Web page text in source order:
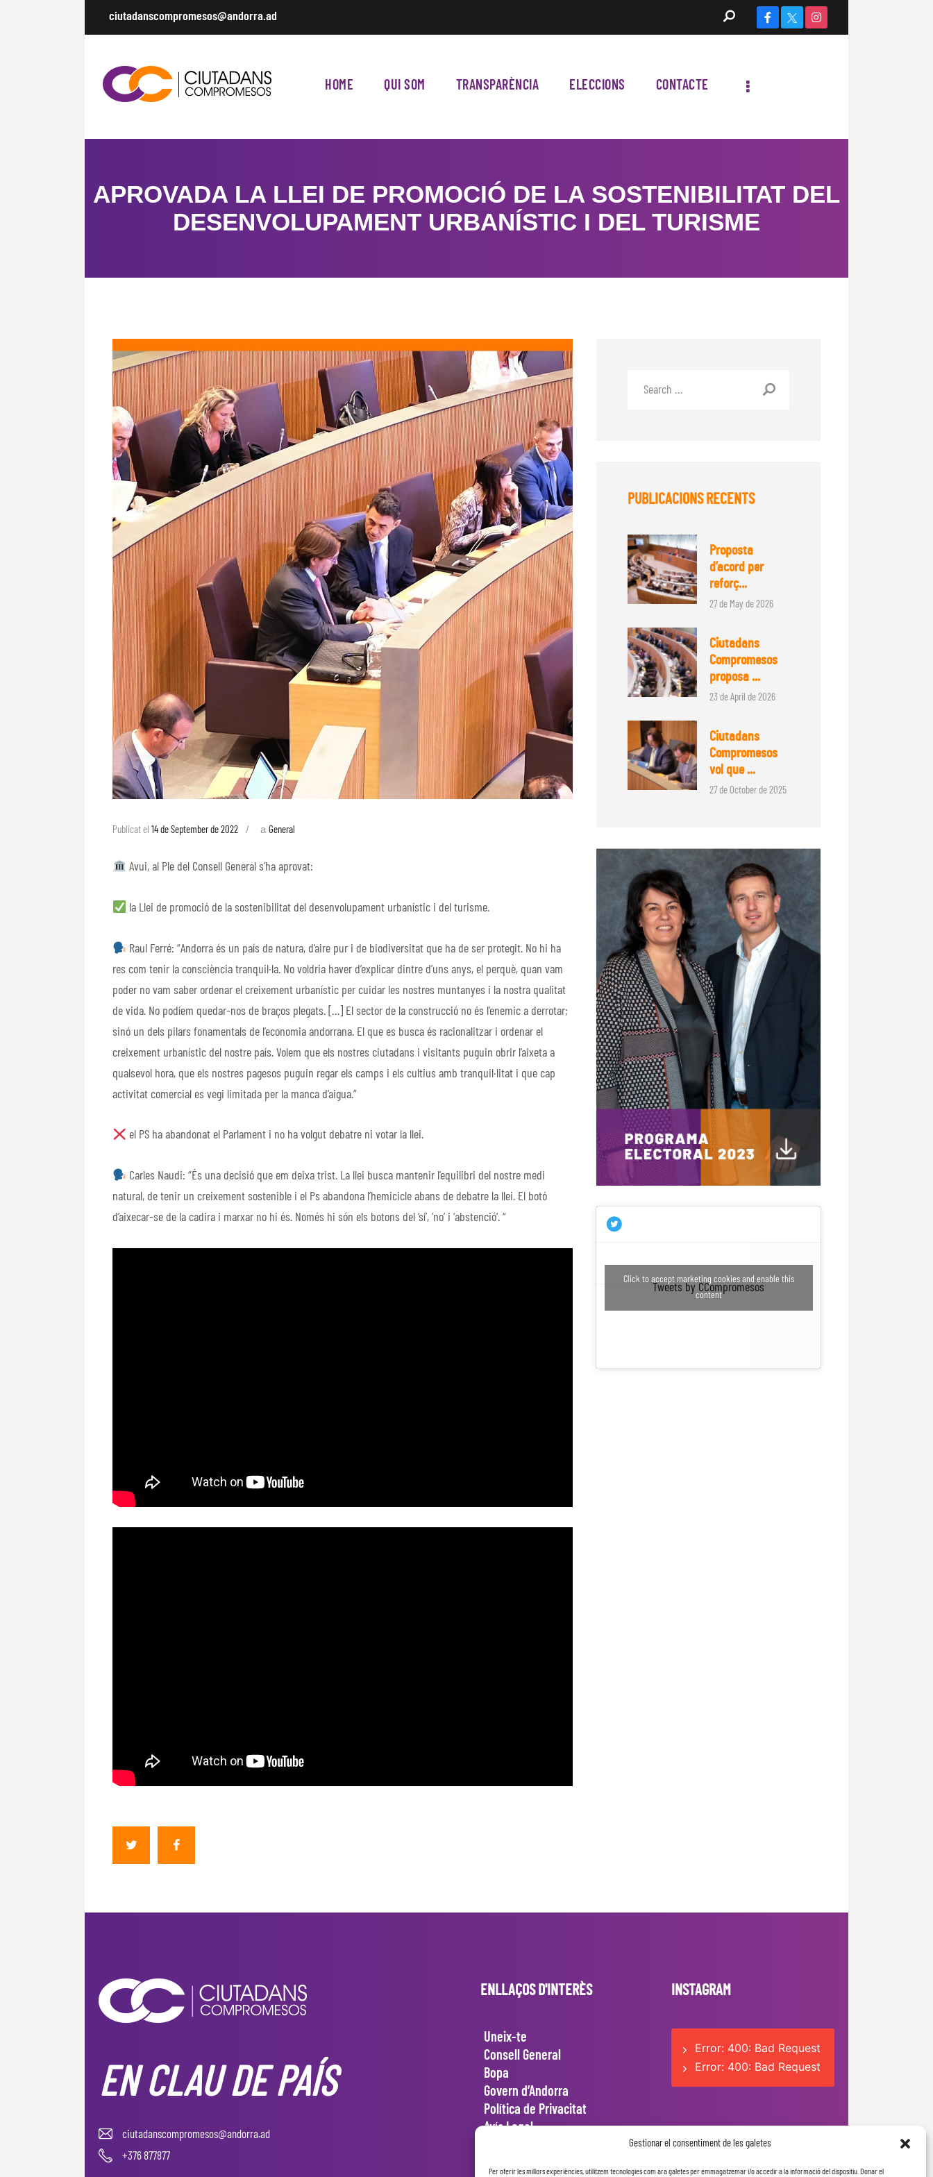
Gestionar el consentiment de les galetes
Per oferir les millors experiències, utilitzem tecnologies com ara galetes per emmagatzemar i/o accedir a la informació del dispositiu. Donar el
ciutadanscompromesos@andorra.ad
HOME QUI SOM TRANSPARÈNCIA ELECCIONS CONTACTE
APROVADA LA LLEI DE PROMOCIÓ DE LA SOSTENIBILITAT DEL
DESENVOLUPAMENT URBANÍSTIC I DEL TURISME
Publicat el 14 de September de 2022 a General
Avui, al Ple del Consell General s’ha aprovat:
la Llei de promoció de la sostenibilitat del desenvolupament urbanístic i del turisme.
Raul Ferré: “Andorra és un país de natura, d’aire pur i de biodiversitat que ha de ser protegit. No hi ha
res com tenir la consciència tranquil·la. No voldria haver d’explicar dintre d’uns anys, el perquè, quan vam
poder no vam saber ordenar el creixement urbanístic per cuidar les nostres muntanyes i la nostra qualitat
de vida. No podíem quedar-nos de braços plegats. […] El sector de la construcció no és l’enemic a derrotar;
sinó un dels pilars fonamentals de l’economia andorrana. El que es busca és racionalitzar i ordenar el
creixement urbanístic del nostre país. Volem que els nostres ciutadans i visitants puguin obrir l’aixeta a
qualsevol hora, que els nostres pagesos puguin regar els camps i els cultius amb tranquil·litat i que cap
activitat comercial es vegi limitada per la manca d’aigua.”
el PS ha abandonat el Parlament i no ha volgut debatre ni votar la llei.
Carles Naudi: “És una decisió que em deixa trist. La llei busca mantenir l’equilibri del nostre medi
natural, de tenir un creixement sostenible i el Ps abandona l’hemicicle abans de debatre la llei. El botó
d’aixecar-se de la cadira i marxar no hi és. Només hi són els botons del ‘sí’, ‘no’ i ‘abstenció’. “
PUBLICACIONS RECENTS
Proposta
d’acord per
reforç...
27 de May de 2026
Ciutadans
Compromesos
proposa ...
23 de April de 2026
Ciutadans
Compromesos
vol que ...
27 de October de 2025
Tweets by CCompromesos
Click to accept marketing cookies and enable this
content
EN CLAU DE PAÍS
ciutadanscompromesos@andorra.ad
+376 877877
ENLLAÇOS D'INTERÈS
Uneix-te
Consell General
Bopa
Govern d’Andorra
Política de Privacitat
Avís Legal
INSTAGRAM
Error: 400: Bad Request
Error: 400: Bad Request